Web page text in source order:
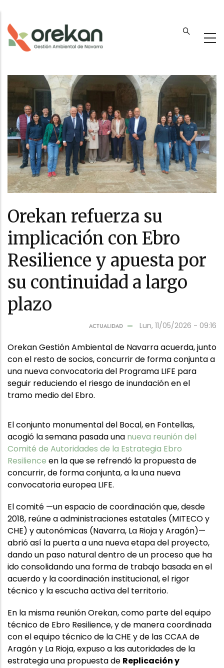
contenido
principal
Orekan refuerza su
implicación con Ebro
Resilience y apuesta por
su continuidad a largo
plazo
ACTUALIDAD Lun, 11/05/2026 - 09:16
Orekan Gestión Ambiental de Navarra acuerda, junto
con el resto de socios, concurrir de forma conjunta a
una nueva convocatoria del Programa LIFE para
seguir reduciendo el riesgo de inundación en el
tramo medio del Ebro.
El conjunto monumental del Bocal, en Fontellas,
acogió la semana pasada una nueva reunión del
Comité de Autoridades de la Estrategia Ebro
Resilience en la que se refrendó la propuesta de
concurrir, de forma conjunta, a la una nueva
convocatoria europea LIFE.
El comité —un espacio de coordinación que, desde
2018, reúne a administraciones estatales (MITECO y
CHE) y autonómicas (Navarra, La Rioja y Aragón)—
abrió así la puerta a una nueva etapa del proyecto,
dando un paso natural dentro de un proceso que ha
ido consolidando una forma de trabajo basada en el
acuerdo y la coordinación institucional, el rigor
técnico y la escucha activa del territorio.
En la misma reunión Orekan, como parte del equipo
técnico de Ebro Resilience, y de manera coordinada
con el equipo técnico de la CHE y de las CCAA de
Aragón y La Rioja, expuso a las autoridades de la
estrategia una propuesta de Replicación y